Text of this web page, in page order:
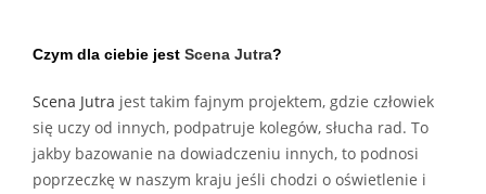
Czym dla ciebie jest Scena Jutra?
Scena Jutra jest takim fajnym projektem, gdzie człowiek
się uczy od innych, podpatruje kolegów, słucha rad. To
jakby bazowanie na dowiadczeniu innych, to podnosi
poprzeczkę w naszym kraju jeśli chodzi o oświetlenie i